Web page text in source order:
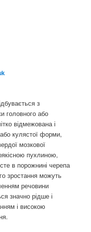
з
головного або
відмежована і
кулястої форми,
мозкової
пухлиною,
в порожнині черепа
зростання можуть
речовини
значно рідше і
і високою